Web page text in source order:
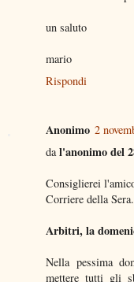
un saluto
mario
Rispondi
Anonimo 2
dal'anonimo del
Consiglierei
Corriere della Sera.
Arbitri, la
Nella pessima
mettere tutti gli